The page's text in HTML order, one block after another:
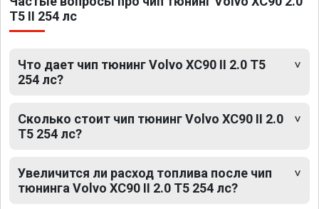
T5 II 254 лс
Что дает чип тюнинг Volvo XC90 II 2.0 T5
254 лс?
Сколько стоит чип тюнинг Volvo XC90 II 2.0
T5 254 лс?
Увеличится ли расход топлива после чип
тюнинга Volvo XC90 II 2.0 T5 254 лс?